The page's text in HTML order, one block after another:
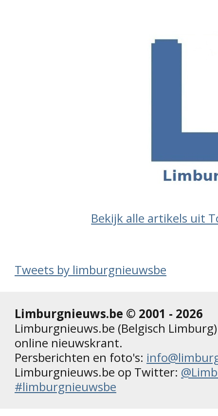
Bekijk alle artikels uit
Tweets by limburgnieuwsbe
Limburgnieuws.be © 2001 - 2026
Limburgnieuws.be (Belgisch
online nieuwskrant.
Persberichten en foto's:
Limburgnieuws.be op Twitter:
#limburgnieuwsbe